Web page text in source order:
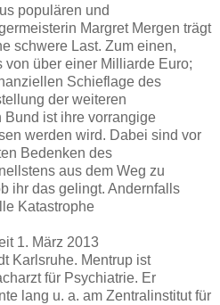
populären und
Margret Mergen trägt
schwere Last. Zum einen,
über einer Milliarde Euro;
Schieflage des
der weiteren
Bund ist ihre vorrangige
werden wird. Dabei sind vor
Bedenken des
aus dem Weg zu
ihr das gelingt. Andernfalls
Katastrophe
1. März 2013
Karlsruhe. Mentrup ist
für Psychiatrie. Er
lang u. a. am Zentralinstitut für